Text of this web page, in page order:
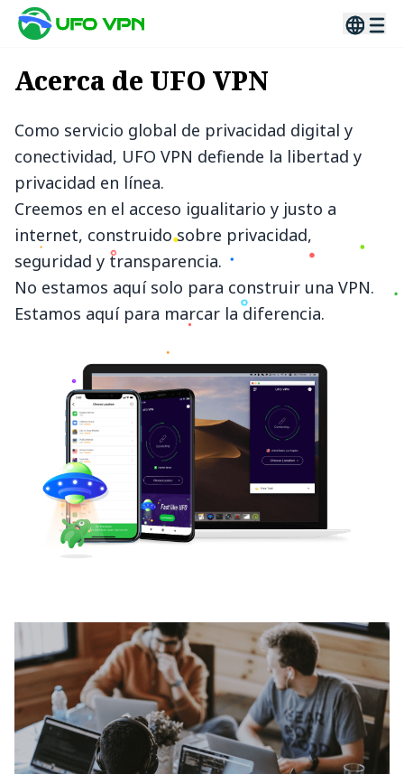
Acerca de UFO VPN
Como servicio global de privacidad digital y
conectividad, UFO VPN defiende la libertad y
privacidad en línea.
Creemos en el acceso igualitario y justo a
internet, construido sobre privacidad,
seguridad y transparencia.
No estamos aquí solo para construir una VPN.
Estamos aquí para marcar la diferencia.